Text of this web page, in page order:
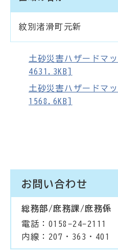
紋別渚滑町元新
土砂災害ハザードマ
4631.3KB]
土砂災害ハザードマ
1568.6KB]
お問い合わせ
総務部/庶務課/庶務係
電話：0158-24-2111
内線：207・363・401